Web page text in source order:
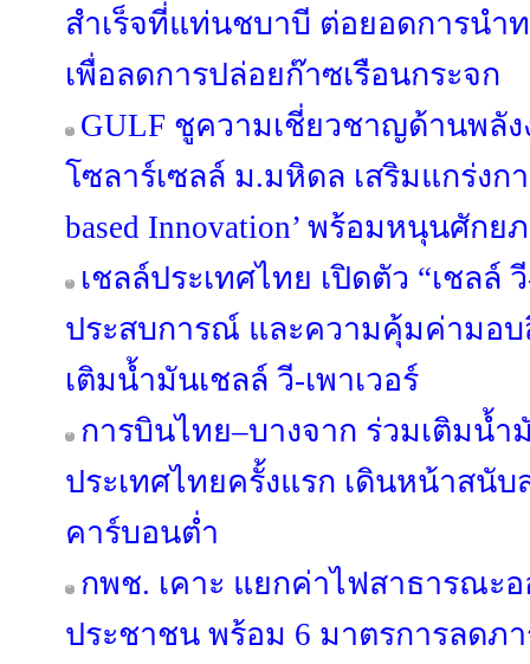
สำเร็จที่แท่นชบาบี ต่อยอดการนำ
เพื่อลดการปล่อยก๊าซเรือนกระจก
GULF ชูความเชี่ยวชาญด้านพลั
โซลาร์เซลล์ ม.มหิดล เสริมแกร่งก
based Innovation’ พร้อมหนุนศักย
เชลล์ประเทศไทย เปิดตัว “เชลล์
ประสบการณ์ และความคุ้มค่ามอ
เติมน้ำมันเชลล์ วี-เพาเวอร์
การบินไทย–บางจาก ร่วมเติมน้ำ
ประเทศไทยครั้งแรก เดินหน้าสนั
คาร์บอนต่ำ
กพช. เคาะ แยกค่าไฟสาธารณะ
ประชาชน พร้อม 6 มาตรการลดภ